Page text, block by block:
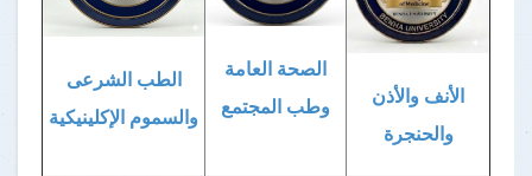
الأنف والأذن
والحنجرة
الصحة العامة
وطب المجتمع
الطب الشرعى
والسموم الإكلينيكية